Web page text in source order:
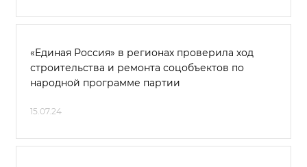
«Единая Россия» в регионах проверила ход
строительства и ремонта соцобъектов по
народной программе партии
15.07.24